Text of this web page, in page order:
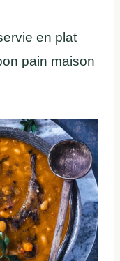
en plat
pain maison